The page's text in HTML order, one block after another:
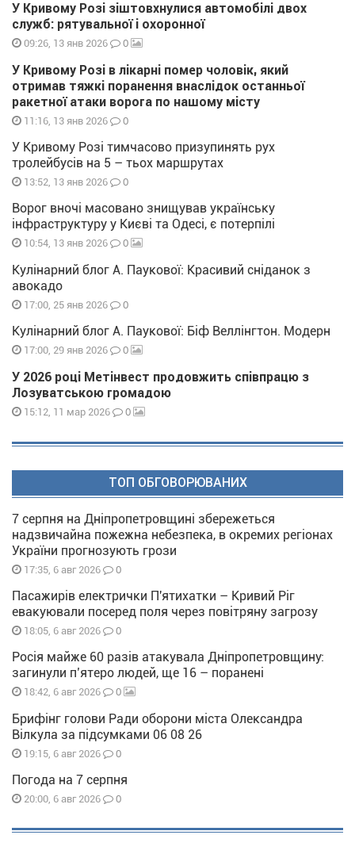
У Кривому Розі зіштовхнулися автомобілі двох
служб: рятувальної і охоронної
09:26, 13 янв 2026 0
У Кривому Розі в лікарні помер чоловік, який
отримав тяжкі поранення внаслідок останньої
ракетної атаки ворога по нашому місту
11:16, 13 янв 2026 0
У Кривому Розі тимчасово призупинять рух
тролейбусів на 5 – тьох маршрутах
13:52, 13 янв 2026 0
Ворог вночі масовано знищував українську
інфраструктуру у Києві та Одесі, є потерпілі
10:54, 13 янв 2026 0
Кулінарний блог А. Паукової: Красивий сніданок з
авокадо
17:00, 25 янв 2026 0
Кулінарний блог А. Паукової: Біф Веллінгтон. Модерн
17:00, 29 янв 2026 0
У 2026 році Метінвест продовжить співпрацю з
Лозуватською громадою
15:12, 11 мар 2026 0
ТОП ОБГОВОРЮВАНИХ
7 серпня на Дніпропетровщині збережеться
надзвичайна пожежна небезпека, в окремих регіонах
України прогнозують грози
17:35, 6 авг 2026 0
Пасажирів електрички П'ятихатки – Кривий Ріг
евакуювали посеред поля через повітряну загрозу
18:05, 6 авг 2026 0
Росія майже 60 разів атакувала Дніпропетровщину:
загинули п’ятеро людей, ще 16 – поранені
18:42, 6 авг 2026 0
Брифінг голови Ради оборони міста Олександра
Вілкула за підсумками 06 08 26
19:15, 6 авг 2026 0
Погода на 7 серпня
20:00, 6 авг 2026 0